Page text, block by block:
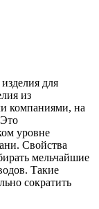
для
из
компаниями, на
уровне
Свойства
мельчайшие
Такие
сократить